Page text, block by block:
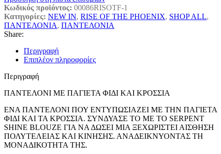
Κωδικός προϊόντος: 00086RISOTF-1
Κατηγορίες: NEW IN, RISE OF THE PHOENIX, SHOP ALL,
ΠΑΝΤΕΛΟΝΙΑ, ΠΑΝΤΕΛΟΝΙΑ
Share:
Περιγραφή
Επιπλέον πληροφορίες
Περιγραφή
ΠΑΝΤΕΛΟΝΙ ΜΕ ΠΑΓΙΕΤΑ ΦΙΔΙ ΚΑΙ ΚΡΟΣΣΙΑ
ΕΝΑ ΠΑΝΤΕΛΟΝΙ ΠΟΥ ΕΝΤΥΠΩΣΙΑΖΕΙ ΜΕ ΤΗΝ ΠΑΓΙΕΤΑ
ΦΙΔΙ ΚΑΙ ΤΑ ΚΡΟΣΣΙΑ. ΣΥΝΔΥΑΣΕ ΤΟ ΜΕ ΤΟ SERPENT
SHINE BLOUZE ΓΙΑ ΝΑ ΔΩΣΕΙ ΜΙΑ ΞΕΧΩΡΙΣΤΕΙ ΑΙΣΘΗΣΗ
ΠΟΛΥΤΕΛΕΙΑΣ ΚΑΙ ΚΙΝΗΣΗΣ. ΑΝΑΔΕΙΚΝΥΟΝΤΑΣ ΤΗ
ΜΟΝΑΔΙΚΟΤΗΤΑ ΤΗΣ.